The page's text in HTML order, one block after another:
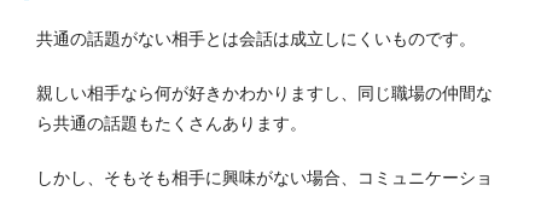
共通の話題がない相手とは会話は成立しにくいものです。
親しい相手なら何が好きかわかりますし、同じ職場の仲間な
ら共通の話題もたくさんあります。
しかし、そもそも相手に興味がない場合、コミュニケーショ